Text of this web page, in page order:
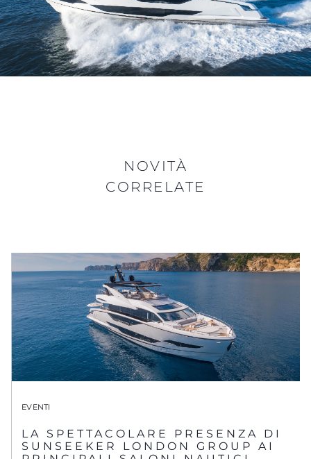
NOVITÀ
CORRELATE
EVENTI
LA SPETTACOLARE PRESENZA DI
SUNSEEKER LONDON GROUP AI